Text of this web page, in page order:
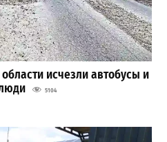
исчезли автобусы и
5104